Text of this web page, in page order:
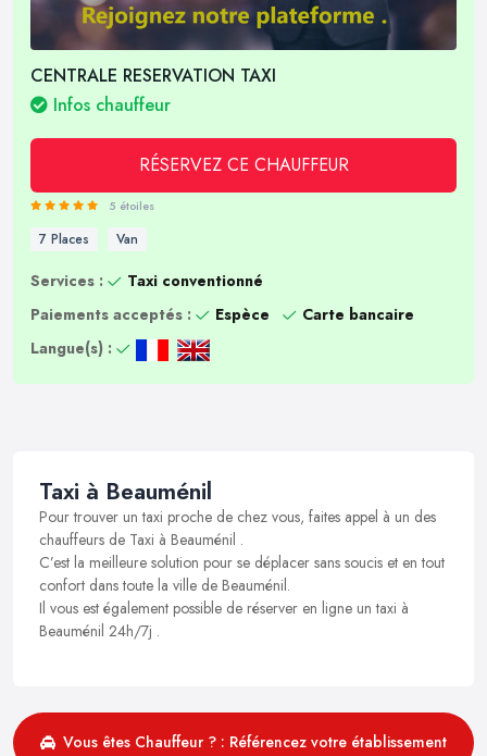
CENTRALE RESERVATION TAXI
Infos chauffeur
RÉSERVEZ CE CHAUFFEUR
5 étoiles
7 Places Van
Services :
Taxi conventionné
Paiements acceptés :
Espèce
Carte bancaire
Langue(s) :
Taxi à Beauménil
Pour trouver un taxi proche de chez vous, faites appel à un des
chauffeurs de Taxi à Beauménil .
C’est la meilleure solution pour se déplacer sans soucis et en tout
confort dans toute la ville de Beauménil.
Il vous est également possible de réserver en ligne un taxi à
Beauménil 24h/7j .
Vous êtes Chauffeur ? : Référencez votre établissement